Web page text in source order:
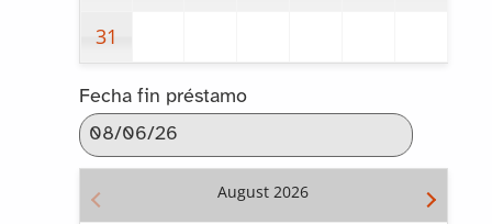
31
Fecha fin préstamo
August 2026